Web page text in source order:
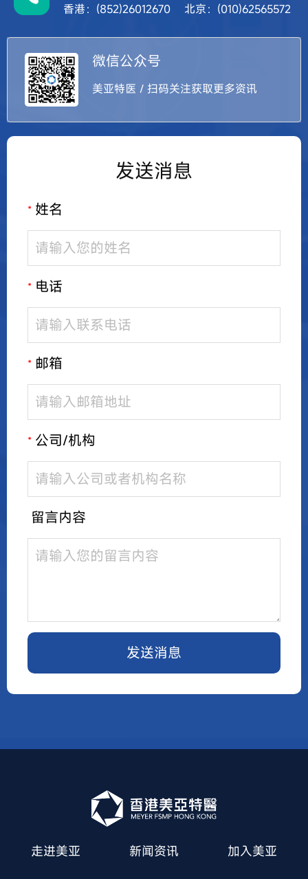
香港：(852)26012670 北京：(010)62565572
微信公众号
美亚特医 / 扫码关注获取更多资讯
发送消息
* 姓名
* 电话
* 邮箱
* 公司/机构
留言内容
发送消息
走进美亚 新闻资讯 加入美亚